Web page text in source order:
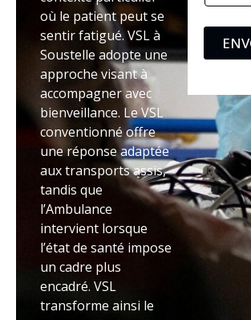
où le patient peut se
sentir fatigué. VSL à
Soustelle adopte une
approche visant à
accompagner avec
bienveillance. Le VSL
conventionné offre
une réponse adaptée
aux transports assis,
tandis que
l’Ambulance
intervient lorsque
l’état de santé impose
un cadre plus
encadré. VSL
transforme ainsi le